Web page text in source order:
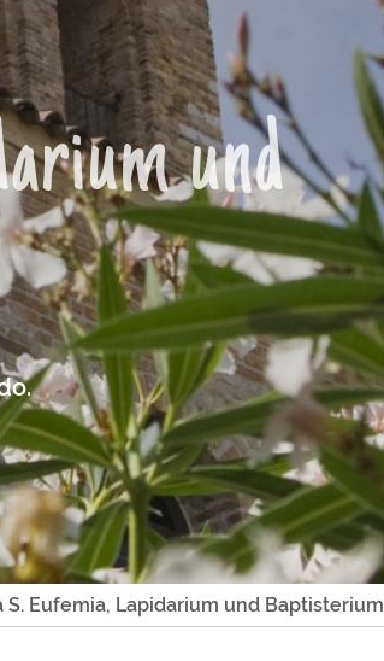
HOCHZEITEN
und
S. Eufemia, Lapidarium und Baptisterium